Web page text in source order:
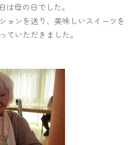
は母の日でした。
ョンを送り、美味しいスイーツを
ていただきました。